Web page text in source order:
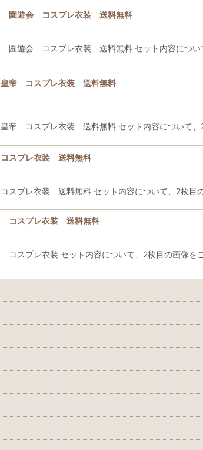
園遊会 コスプレ衣装 送料無料
遊会 コスプレ衣装 送料無料 セット内容につい
帝 コスプレ衣装 送料無料
コスプレ衣装 送料無料 セット内容について、2
スプレ衣装 送料無料
プレ衣装 送料無料 セット内容について、2枚目
コスプレ衣装 送料無料
スプレ衣装 セット内容について、2枚目の画像を